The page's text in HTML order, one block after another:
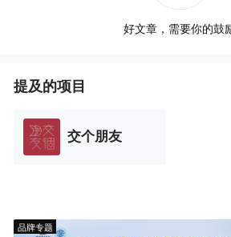
好文章，需要你的鼓
提及的项目
交个朋友
品牌专题